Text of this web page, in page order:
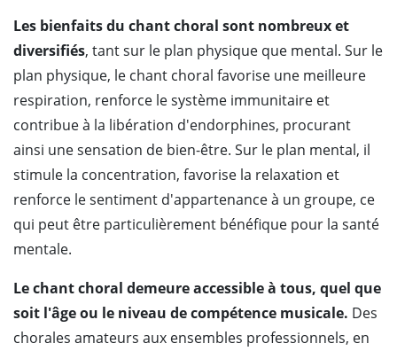
Les bienfaits du chant choral sont nombreux et
diversifiés, tant sur le plan physique que mental. Sur le
plan physique, le chant choral favorise une meilleure
respiration, renforce le système immunitaire et
contribue à la libération d'endorphines, procurant
ainsi une sensation de bien-être. Sur le plan mental, il
stimule la concentration, favorise la relaxation et
renforce le sentiment d'appartenance à un groupe, ce
qui peut être particulièrement bénéfique pour la santé
mentale.
Le chant choral demeure accessible à tous, quel que
soit l'âge ou le niveau de compétence musicale. Des
chorales amateurs aux ensembles professionnels, en